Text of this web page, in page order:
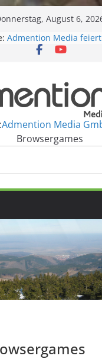
August 6,
Admention Media feiert
Geburtstag!
Kita-App startet in die
Domains im Angebot
Grafiker gesucht?
Website2App
Admention Media
Browsergames